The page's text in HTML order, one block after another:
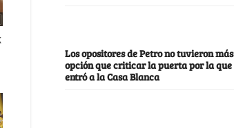
Los opositores de Petro no tuvieron más
opción que criticar la puerta por la que
entró a la Casa Blanca